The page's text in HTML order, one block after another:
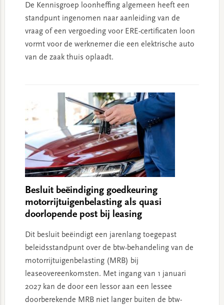
De Kennisgroep loonheffing algemeen heeft een
standpunt ingenomen naar aanleiding van de
vraag of een vergoeding voor ERE-certificaten loon
vormt voor de werknemer die een elektrische auto
van de zaak thuis oplaadt.
Besluit beëindiging goedkeuring
motorrijtuigenbelasting als quasi
doorlopende post bij leasing
Dit besluit beëindigt een jarenlang toegepast
beleidsstandpunt over de btw-behandeling van de
motorrijtuigenbelasting (MRB) bij
leaseovereenkomsten. Met ingang van 1 januari
2027 kan de door een lessor aan een lessee
doorberekende MRB niet langer buiten de btw-